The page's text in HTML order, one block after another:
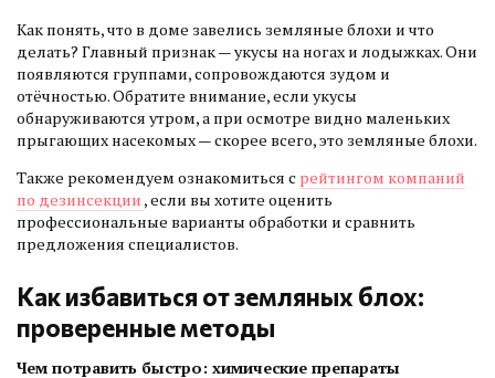
Как понять, что в доме завелись земляные блохи и что
делать? Главный признак — укусы на ногах и лодыжках. Они
появляются группами, сопровождаются зудом и
отёчностью. Обратите внимание, если укусы
обнаруживаются утром, а при осмотре видно маленьких
прыгающих насекомых — скорее всего, это земляные блохи.
Также рекомендуем ознакомиться с рейтингом компаний
по дезинсекции , если вы хотите оценить
профессиональные варианты обработки и сравнить
предложения специалистов.
Как избавиться от земляных блох:
проверенные методы
Чем потравить быстро: химические препараты